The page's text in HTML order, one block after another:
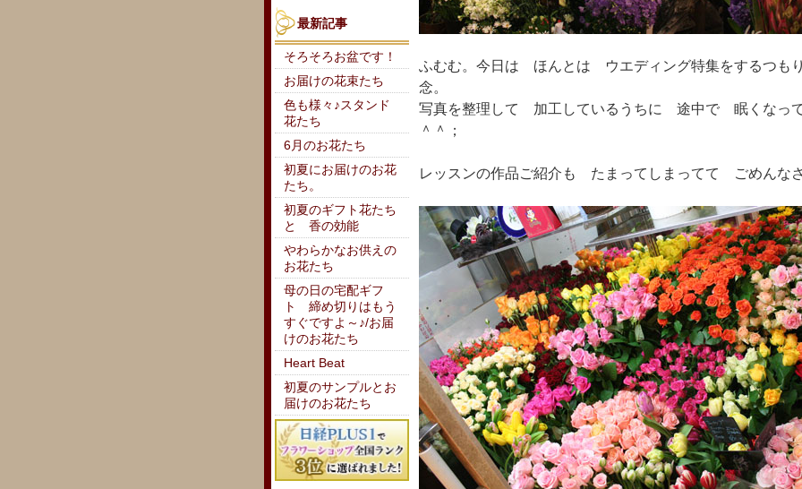
ふむむ。今日は ほんとは ウエディング特集をするつも
念。
写真を整理して 加工しているうちに 途中で 眠くなっ
＾＾；
レッスンの作品ご紹介も たまってしまってて ごめんな
最新記事
そろそろお盆です！
お届けの花束たち
色も様々♪スタンド
花たち
6月のお花たち
初夏にお届けのお花
たち。
初夏のギフト花たち
と 香の効能
やわらかなお供えの
お花たち
母の日の宅配ギフ
ト 締め切りはもう
すぐですよ～♪/お届
けのお花たち
Heart Beat
初夏のサンプルとお
届けのお花たち